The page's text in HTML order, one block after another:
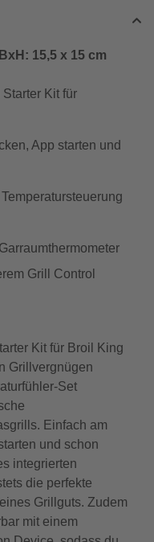
15,5 x 15 cm
Kit für
App starten und
Grill Control
Kit für Broil King
Grillvergnügen
Set
Einfach am
und schon
integrierten
die perfekte
Grillguts. Zudem
mit einem